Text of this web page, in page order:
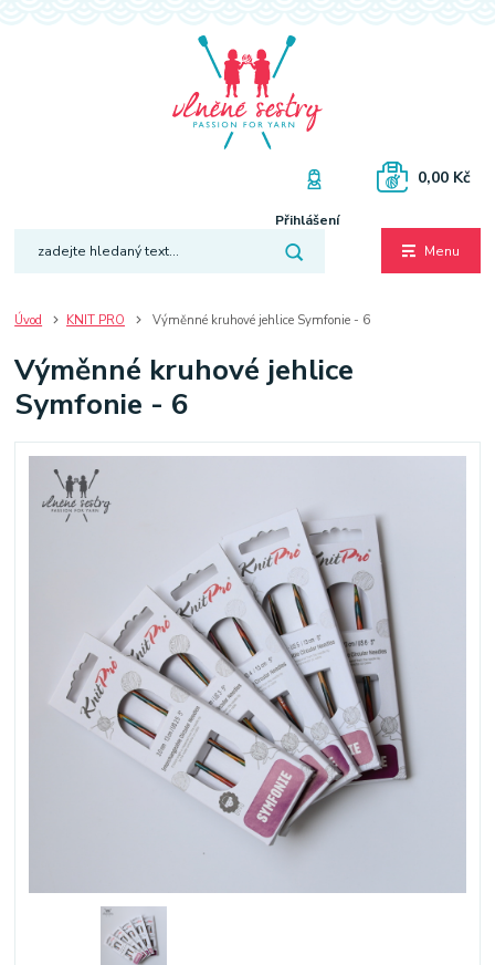
Menu
Přihlášení
0,00 Kč
Úvod KNIT PRO Výměnné kruhové jehlice Symfonie - 6
Výměnné kruhové jehlice
Symfonie - 6